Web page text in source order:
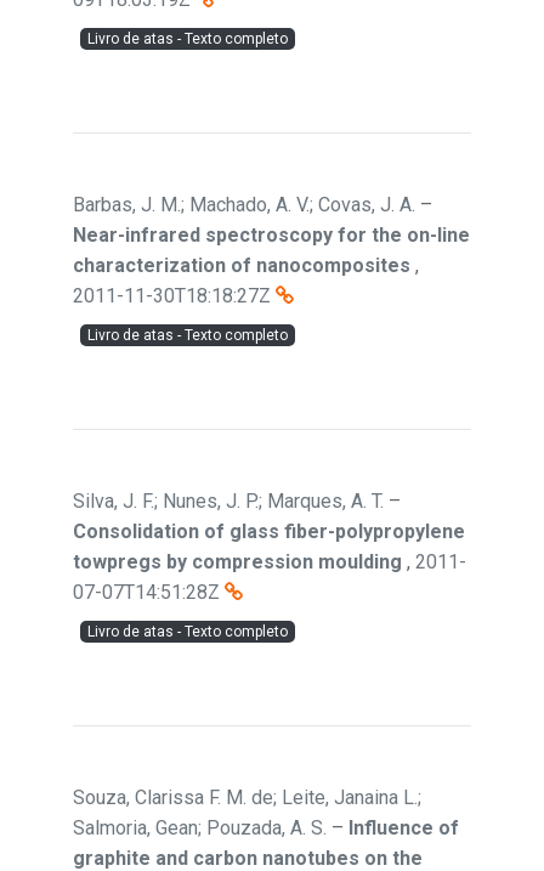
Livro de atas - Texto completo
Barbas, J. M.; Machado, A. V.; Covas, J. A. –
Near-infrared spectroscopy for the on-line
characterization of nanocomposites ,
2011-11-30T18:18:27Z
Livro de atas - Texto completo
Silva, J. F.; Nunes, J. P.; Marques, A. T. –
Consolidation of glass fiber-polypropylene
towpregs by compression moulding , 2011-
07-07T14:51:28Z
Livro de atas - Texto completo
Souza, Clarissa F. M. de; Leite, Janaina L.;
Salmoria, Gean; Pouzada, A. S. – Influence of
graphite and carbon nanotubes on the